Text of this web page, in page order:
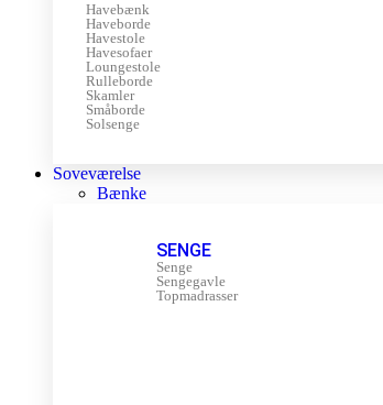
Havebænk
Haveborde
Havestole
Havesofaer
Loungestole
Rulleborde
Skamler
Småborde
Solsenge
Soveværelse
Bænke
SENGE
Senge
Sengegavle
Topmadrasser